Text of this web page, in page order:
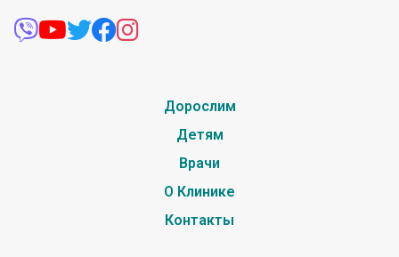
Дорослим
Детям
Врачи
О Клинике
Контакты